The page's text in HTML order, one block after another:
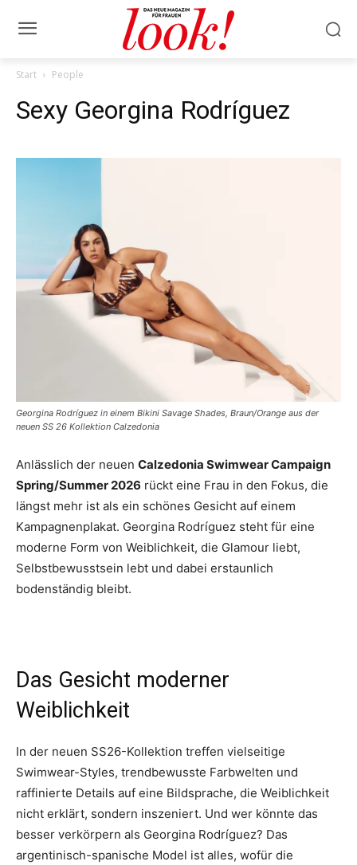
Start People
Sexy Georgina Rodríguez
Georgina Rodríguez in einem Bikini Savage Shades, Braun/Orange aus der
neuen SS 26 Kollektion Calzedonia
Anlässlich der neuen Calzedonia Swimwear Campaign
Spring/Summer 2026 rückt eine Frau in den Fokus, die
längst mehr ist als ein schönes Gesicht auf einem
Kampagnenplakat. Georgina Rodríguez steht für eine
moderne Form von Weiblichkeit, die Glamour liebt,
Selbstbewusstsein lebt und dabei erstaunlich
bodenständig bleibt.
Das Gesicht moderner
Weiblichkeit
In der neuen SS26-Kollektion treffen vielseitige
Swimwear-Styles, trendbewusste Farbwelten und
raffinierte Details auf eine Bildsprache, die Weiblichkeit
nicht erklärt, sondern inszeniert. Und wer könnte das
besser verkörpern als Georgina Rodríguez? Das
argentinisch-spanische Model ist alles, wofür die